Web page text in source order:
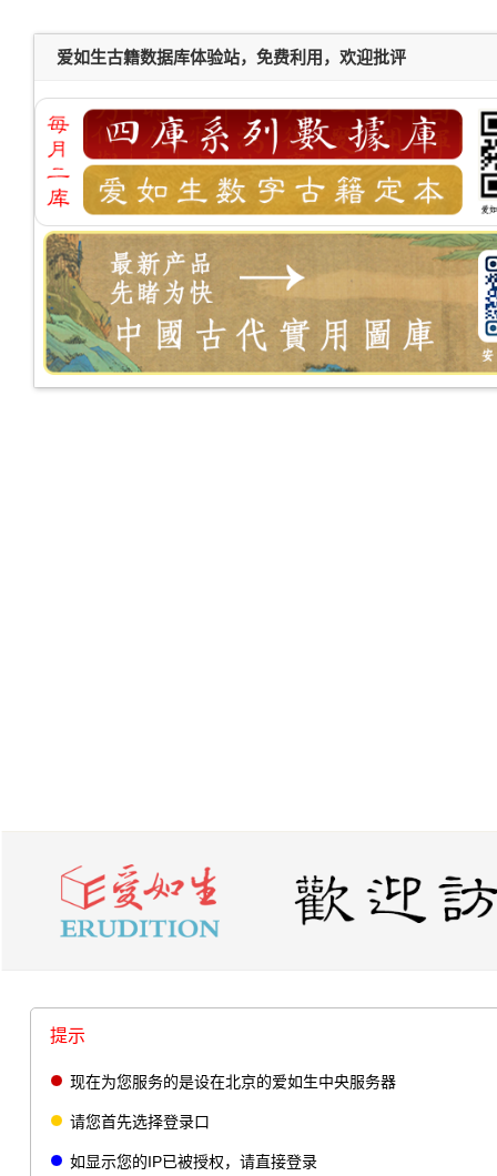
提示
现在为您服务的是设在北京的爱如生中央服务器
请您首先选择登录口
如显示您的IP已被授权，请直接登录
爱如生古籍数据库体验站，免费利用，欢迎批评